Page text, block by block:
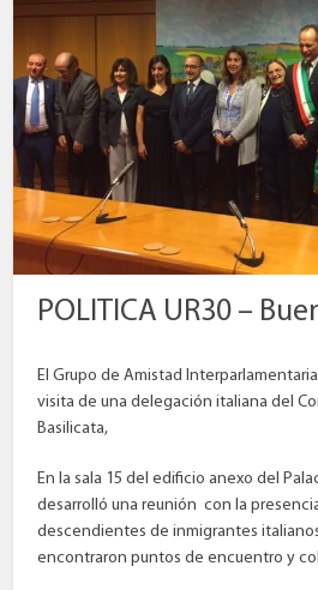
POLITICA UR30 –
El Grupo de Amistad
visita de una delegación italiana del
Basilicata,
En la sala 15 del edificio anexo del
desarrolló una reunión con la
descendientes de inmigrantes
encontraron puntos de encuentro y